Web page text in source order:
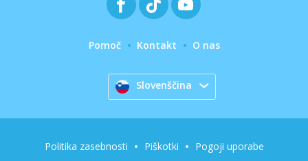
Pomoč Kontakt O nas
Slovenščina
Politika zasebnosti Piškotki Pogoji uporabe